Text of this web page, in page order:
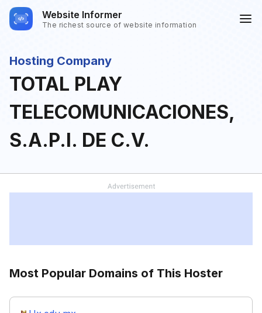
Website Informer
The richest source of website information
Hosting Company
TOTAL PLAY
TELECOMUNICACIONES,
S.A.P.I. DE C.V.
Most Popular Domains of This Hoster